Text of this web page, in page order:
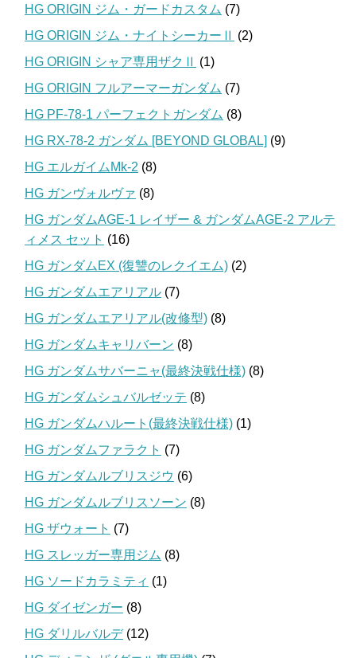
HG ORIGIN ジム・ガードカスタム (7)
HG ORIGIN ジム・ナイトシーカーⅡ (2)
HG ORIGIN シャア専用ザクⅡ (1)
HG ORIGIN フルアーマーガンダム (7)
HG PF-78-1 パーフェクトガンダム (8)
HG RX-78-2 ガンダム [BEYOND GLOBAL] (9)
HG エルガイムMk-2 (8)
HG ガンヴォルヴァ (8)
HG ガンダムAGE-1 レイザー & ガンダムAGE-2 アルテ
ィメス セット (16)
HG ガンダムEX (復讐のレクイエム) (2)
HG ガンダムエアリアル (7)
HG ガンダムエアリアル(改修型) (8)
HG ガンダムキャリバーン (8)
HG ガンダムサバーニャ(最終決戦仕様) (8)
HG ガンダムシュバルゼッテ (8)
HG ガンダムハルート(最終決戦仕様) (1)
HG ガンダムファラクト (7)
HG ガンダムルブリスジウ (6)
HG ガンダムルブリスソーン (8)
HG ザウォート (7)
HG スレッガー専用ジム (8)
HG ソードカラミティ (1)
HG ダイゼンガー (8)
HG ダリルバルデ(12)